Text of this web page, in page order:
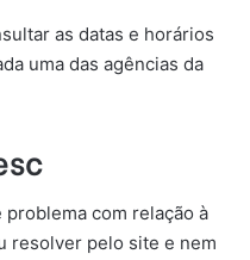
as datas e horários
uma das agências da
com relação à
resolver pelo site e nem